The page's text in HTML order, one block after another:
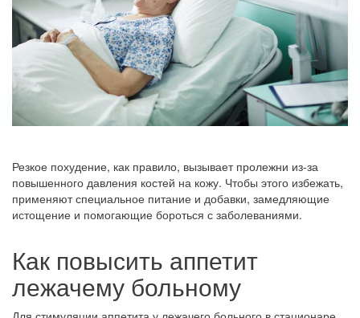
Резкое похудение, как правило, вызывает пролежни из-за
повышенного давления костей на кожу. Чтобы этого избежать,
применяют специальное питание и добавки, замедляющие
истощение и помогающие бороться с заболеваниями.
Как повысить аппетит
лежачему больному